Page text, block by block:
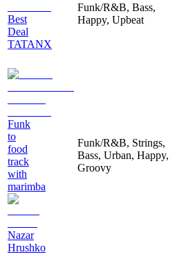
Best
Deal
TATANX
Funk/R&B, Bass,
Happy, Upbeat
Funk
to
food
track
with
marimba
Nazar
Hrushko
Funk/R&B, Strings,
Bass, Urban, Happy,
Groovy